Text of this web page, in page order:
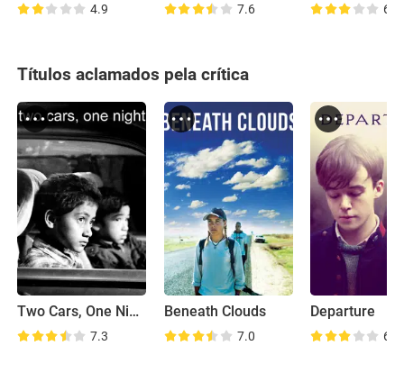
4.9 7.6 6.7
Títulos aclamados pela crítica
Two Cars, One Night
7.3
Beneath Clouds
7.0
Departure
6.7